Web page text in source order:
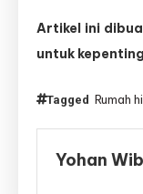
Artikel ini
untuk
Tagged Rumah
Yohan